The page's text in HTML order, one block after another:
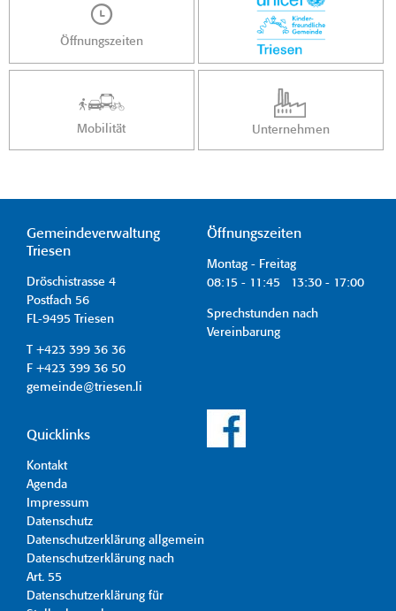
Öffnungszeiten
Mobilität Unternehmen
Gemeindeverwaltung
Triesen
Dröschistrasse 4
Postfach 56
FL-9495 Triesen
T +423 399 36 36
F +423 399 36 50
gemeinde@triesen.li
Öffnungszeiten
Montag - Freitag
08:15 - 11:45 13:30 - 17:00
Sprechstunden nach
Vereinbarung
Quicklinks
Kontakt
Agenda
Impressum
Datenschutz
Datenschutzerklärung allgemein
Datenschutzerklärung nach
Art. 55
Datenschutzerklärung für